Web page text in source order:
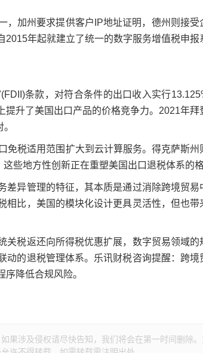
加州要求提供客户IP地址证明，德州则接受
年起就建立了统一的数字服务增值税申报
条款，对符合条件的出口收入实行
升了美国出口产品的价格竞争力。2021年拜
税适用范围扩大到云计算服务。得克萨斯州
些地方性创新正在重塑美国出口退税体系的格
异管理的特征，其本质是通过消除跨境贸易
相比，美国的模块化设计更具灵活性，但也带
税返还向所得税优惠扩展，数字贸易领域的
动的退税管理体系。乐讯财税咨询提醒：跨境
降低合规风险。
果涉及侵权请尽快告知，我们将会在第一时间删除。